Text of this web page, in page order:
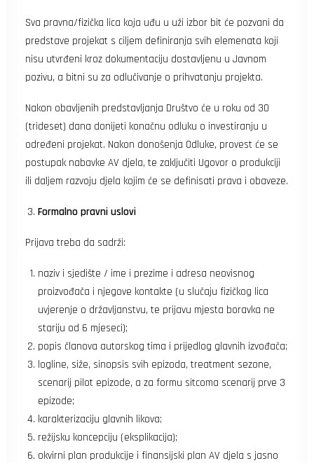
Sva pravna/fizička lica koja uđu u uži izbor bit će pozvani da
predstave projekat s ciljem definiranja svih elemenata koji
nisu utvrđeni kroz dokumentaciju dostavljenu u Javnom
pozivu, a bitni su za odlučivanje o prihvatanju projekta.
Nakon obavljenih predstavljanja Društvo će u roku od 30
(trideset) dana donijeti konačnu odluku o investiranju u
određeni projekat. Nakon donošenja Odluke, provest će se
postupak nabavke AV djela, te zaključiti Ugovor o produkciji
ili daljem razvoju djela kojim će se definisati prava i obaveze.
Formalno pravni uslovi
Prijava treba da sadrži:
naziv i sjedište / ime i prezime i adresa neovisnog
proizvođača i njegove kontakte (u slučaju fizičkog lica
uvjerenje o državljanstvu, te prijavu mjesta boravka ne
stariju od 6 mjeseci);
popis članova autorskog tima i prijedlog glavnih izvođača;
logline, siže, sinopsis svih epizoda, treatment sezone,
scenarij pilot epizode, a za formu sitcoma scenarij prve 3
epizode;
karakterizaciju glavnih likova;
režijsku koncepciju (eksplikacija);
okvirni plan produkcije i finansijski plan AV djela s jasno